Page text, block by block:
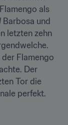
als
Barbosa und
letzten zehn
Flamengo
Der
Tor die
perfekt.